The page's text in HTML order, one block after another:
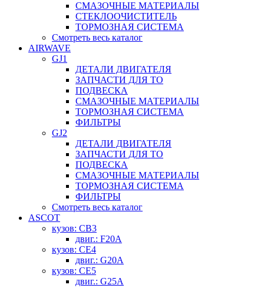
СМАЗОЧНЫЕ МАТЕРИАЛЫ
СТЕКЛООЧИСТИТЕЛЬ
ТОРМОЗНАЯ СИСТЕМА
Смотреть весь каталог
AIRWAVE
GJ1
ДЕТАЛИ ДВИГАТЕЛЯ
ЗАПЧАСТИ ДЛЯ ТО
ПОДВЕСКА
СМАЗОЧНЫЕ МАТЕРИАЛЫ
ТОРМОЗНАЯ СИСТЕМА
ФИЛЬТРЫ
GJ2
ДЕТАЛИ ДВИГАТЕЛЯ
ЗАПЧАСТИ ДЛЯ ТО
ПОДВЕСКА
СМАЗОЧНЫЕ МАТЕРИАЛЫ
ТОРМОЗНАЯ СИСТЕМА
ФИЛЬТРЫ
Смотреть весь каталог
ASCOT
кузов: CB3
двиг.: F20A
кузов: CE4
двиг.: G20A
кузов: CE5
двиг.: G25A